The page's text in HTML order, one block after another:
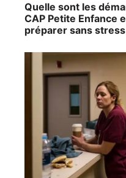
Quelle sont les
CAP Petite Enfance
préparer sans